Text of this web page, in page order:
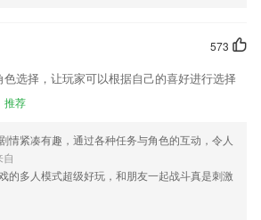
573
选择，让玩家可以根据自己的喜好进行选择
推荐
情紧凑有趣，通过各种任务与角色的互动，令人
自
的多人模式超级好玩，和朋友一起战斗真是刺激